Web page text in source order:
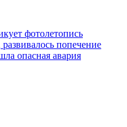
фотолетопись
попечение
опасная авария